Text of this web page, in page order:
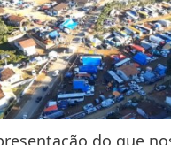
do que